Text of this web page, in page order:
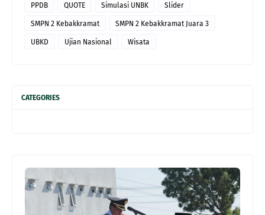
PPDB QUOTE Simulasi UNBK Slider
SMPN 2 Kebakkramat SMPN 2 Kebakkramat Juara 3
UBKD Ujian Nasional Wisata
CATEGORIES